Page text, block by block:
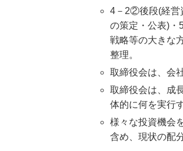
4－2②後段(経営
の策定・公表)・
戦略等の大きな
整理。
取締役会は、会
取締役会は、成
体的に何を実行
様々な投資機会
含め、現状の配